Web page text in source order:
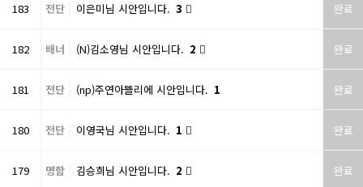
183 전단 이은미님 시안입니다. 3 완료
182 배너 (N)김소영님 시안입니다. 2 완료
181 전단 (np)주연아뜰리에 시안입니다. 1 완료
180 전단 이영국님 시안입니다. 1 완료
179 명함 김승희님 시안입니다. 2 완료